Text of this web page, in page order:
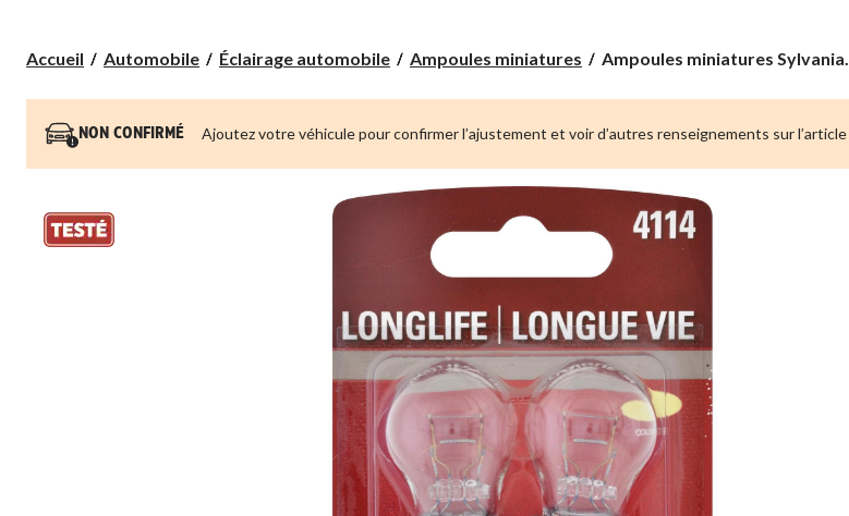
Accueil Automobile Éclairage automobile Ampoules miniatures
Ampoules
Sylvania
durée 4114,
Ampoules miniatures Sylvania...
NON CONFIRMÉ Ajoutez votre véhicule pour confirmer l’ajustement et voir d’autres renseignements sur l’article